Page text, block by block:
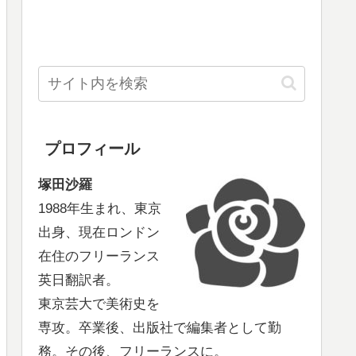
プロフィール
塚田沙羅
1988年生まれ、東京
出身、現在ロンドン
在住のフリーランス
英日翻訳者。
東京芸大で美術史を
専攻。卒業後、出版社で編集者として勤
務。その後、フリーランスに。